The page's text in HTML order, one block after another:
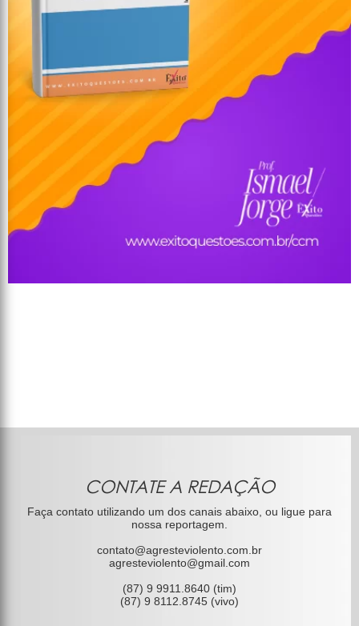
CONTATE A REDAÇÃO
Faça contato utilizando um dos canais abaixo, ou ligue para
nossa reportagem.
contato@agresteviolento.com.br
agresteviolento@gmail.com
(87) 9 9911.8640 (tim)
(87) 9 8112.8745 (vivo)